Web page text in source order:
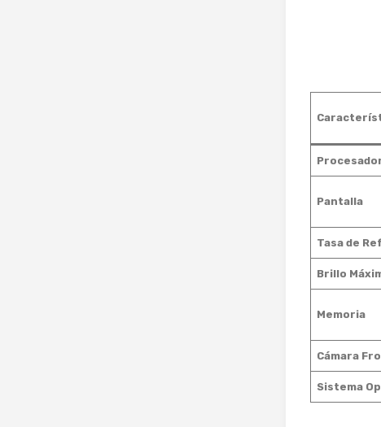
Pantalla
Tasa de
Brillo
Memoria
Cámara
Sistema